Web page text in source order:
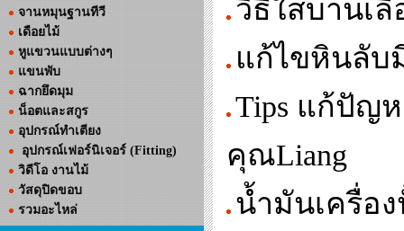
จานหมุนฐานทีวี
เดือยไม้
หูแขวนแบบต่างๆ
แขนพับ
ฉากยึดมุม
น็อตและสกูร
อุปกรณ์ทำเตียง
อุปกรณ์เฟอร์นิเจอร์ (Fitting)
วิดีโอ งานไม้
วัสดุปิดขอบ
รวมอะไหล่
วิธีใส่บานเ
แก้ไขหินลับ
Tips แก้ปัญ
คุณLiang
น้ำมันเครื่อ